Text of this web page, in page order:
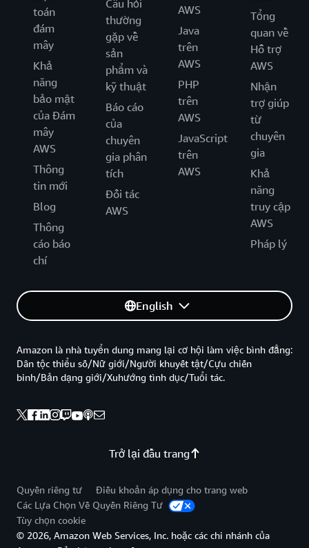
toán
đám
mây
Khả
năng
bảo mật
của Đám
mây
AWS
Thông
tin mới
Blog
Thông
cáo báo
chí
Câu hỏi
thường
gặp về
sản
phẩm và
kỹ thuật
Báo cáo
của
chuyên
gia phân
tích
Đối tác
AWS
AWS
Java
trên
AWS
PHP
trên
AWS
JavaScript
trên
AWS
Tổng
quan về
Hỗ trợ
AWS
Nhận
trợ giúp
từ
chuyên
gia
Khả
năng
truy cập
AWS
Pháp lý
English
Trở lại đầu trang
Amazon là nhà tuyển dung mang lại cơ hội làm việc bình đẳng:
Dân tộc thiểu số/Nữ giới/Người khuyết tật/Cựu chiến
binh/Bản dạng giới/Xuhướng tình dục/Tuổi tác.
Quyền riêng tư
Điều khoản áp dụng cho trang web
Các Lựa Chọn Về Quyền Riêng Tư
Tùy chọn cookie
© 2026, Amazon Web Services, Inc. hoặc các chi nhánh của